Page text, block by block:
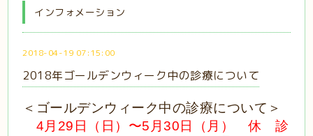
インフォメーション
2018-04-19 07:15:00
2018年ゴールデンウィーク中の診療について
＜ゴールデンウィーク中の診療について＞
4月29日（日）〜5月30日（月） 休 診